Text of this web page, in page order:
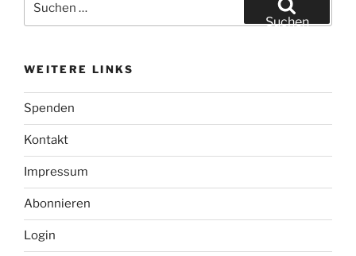
Gulen,
nach:
Suchen
WEITERE LINKS
Spenden
Kontakt
Impressum
Abonnieren
Login